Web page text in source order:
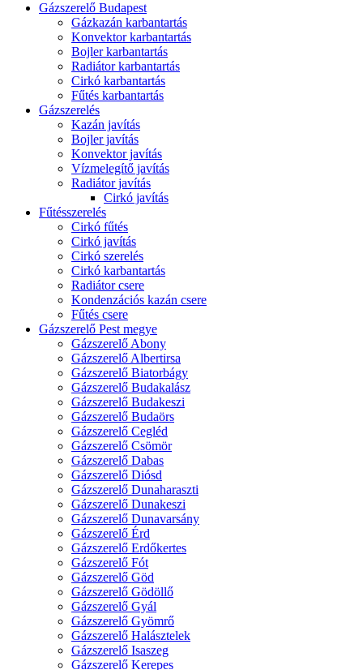
Gázszerelő Budapest
Gázkazán karbantartás
Konvektor karbantartás
Bojler karbantartás
Radiátor karbantartás
Cirkó karbantartás
Fűtés karbantartás
Gázszerelés
Kazán javítás
Bojler javítás
Konvektor javítás
Vízmelegítő javítás
Radiátor javítás
Cirkó javítás
Fűtésszerelés
Cirkó fűtés
Cirkó javítás
Cirkó szerelés
Cirkó karbantartás
Radiátor csere
Kondenzációs kazán csere
Fűtés csere
Gázszerelő Pest megye
Gázszerelő Abony
Gázszerelő Albertirsa
Gázszerelő Biatorbágy
Gázszerelő Budakalász
Gázszerelő Budakeszi
Gázszerelő Budaörs
Gázszerelő Cegléd
Gázszerelő Csömör
Gázszerelő Dabas
Gázszerelő Diósd
Gázszerelő Dunaharaszti
Gázszerelő Dunakeszi
Gázszerelő Dunavarsány
Gázszerelő Érd
Gázszerelő Erdőkertes
Gázszerelő Fót
Gázszerelő Göd
Gázszerelő Gödöllő
Gázszerelő Gyál
Gázszerelő Gyömrő
Gázszerelő Halásztelek
Gázszerelő Isaszeg
Gázszerelő Kerepes